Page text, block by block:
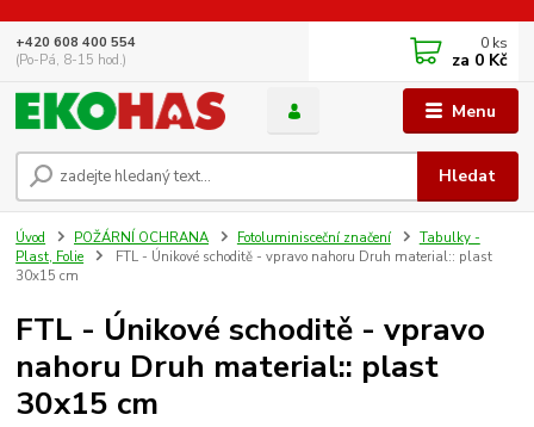
Menu
Hledat
+420 608 400 554
(Po-Pá, 8-15 hod.)
0 ks
za 0 Kč
Úvod POŽÁRNÍ OCHRANA Fotoluminisceční značení
Tabulky -
Plast, Folie
FTL - Únikové schoditě - vpravo nahoru Druh material:: plast
30x15 cm
FTL - Únikové schoditě - vpravo
nahoru Druh material:: plast
30x15 cm